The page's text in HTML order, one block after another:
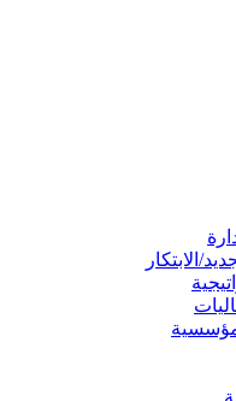
الابتكار